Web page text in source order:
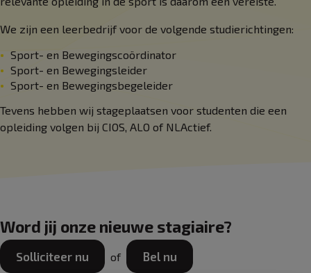
We zijn een leerbedrijf voor de volgende studierichtingen:
Sport- en Bewegingscoördinator
Sport- en Bewegingsleider
Sport- en Bewegingsbegeleider
Tevens hebben wij stageplaatsen voor studenten die een
opleiding volgen bij CIOS, ALO of NLActief.
Word jij onze nieuwe stagiaire?
Solliciteer nu of Bel nu